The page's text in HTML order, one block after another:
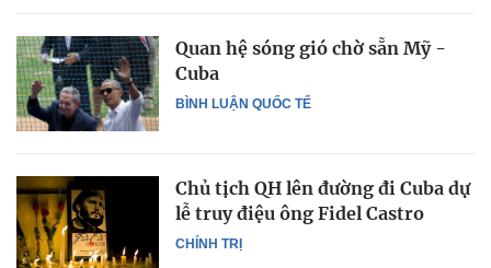
BÌNH LUẬN QUỐC TẾ
Quan hệ sóng gió chờ sẵn Mỹ -
Cuba
CHÍNH TRỊ
Chủ tịch QH lên đường đi Cuba dự
lễ truy điệu ông Fidel Castro